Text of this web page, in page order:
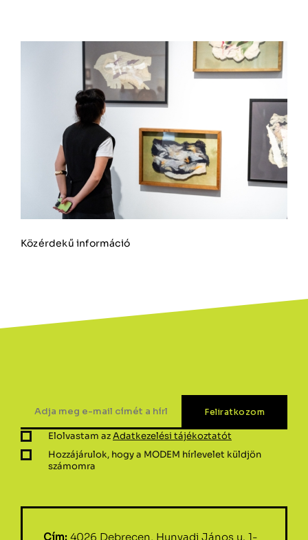
Közérdekű információ
Elolvastam azAdatkezelési tájékoztatót
Hozzájárulok, hogy a MODEM hírlevelet küldjön
számomra
Cím: 4026 Debrecen, Hunyadi János u. 1-